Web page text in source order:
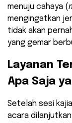
menuju cahaya (
mengingatkan
tidak akan
yang gemar
​Layanan
Apa Saja
​Setelah sesi
acara